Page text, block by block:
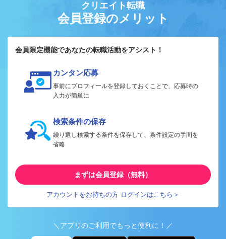
クリエイト転職
会員登録のメリット
会員限定機能であなたの転職活動をアシスト！
カンタン応募
事前にプロフィールを登録しておくことで、応募時の
入力が簡単に
検索条件の保存
繰り返し検索する条件を保存して、条件設定の手間を
省略
まずは会員登録（無料）
アカウントをお持ちの方 ログインはこちら＞
＼アプリのご利用でもっと便利に！／